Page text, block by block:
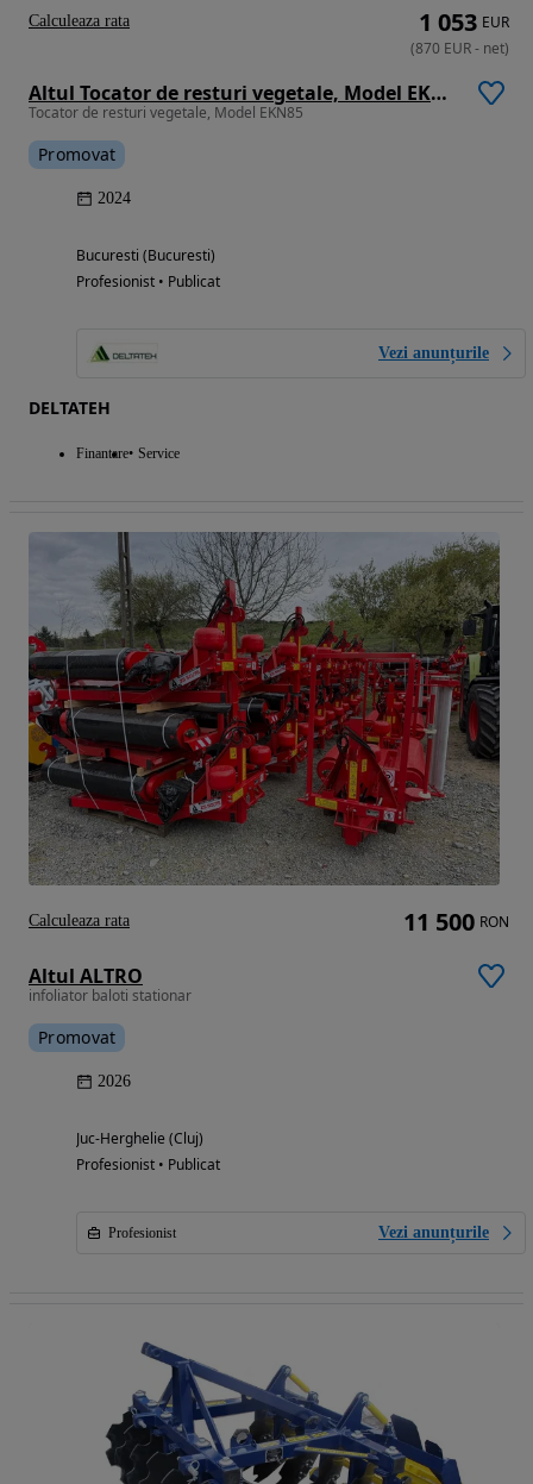
Altul Tocator de resturi vegetale, Model EKN85
Tocator de resturi vegetale, Model EKN85
Promovat
2024
Bucuresti (Bucuresti)
Profesionist • Publicat
Vezi anunțurile
DELTATEH
Finantare Service
1 053 EUR
(870 EUR- net)
Calculeaza rata
Altul ALTRO
infoliator baloti stationar
Promovat
2026
Juc-Herghelie (Cluj)
Profesionist • Publicat
Profesionist Vezi anunțurile
11 500 RON
Calculeaza rata